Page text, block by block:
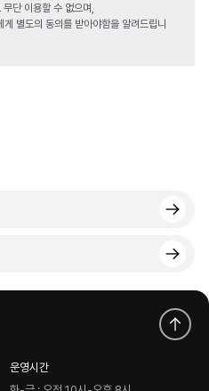
단 이용할 수 없으며,
별도의 동의를 받아야함을 알려드립니
운영시간